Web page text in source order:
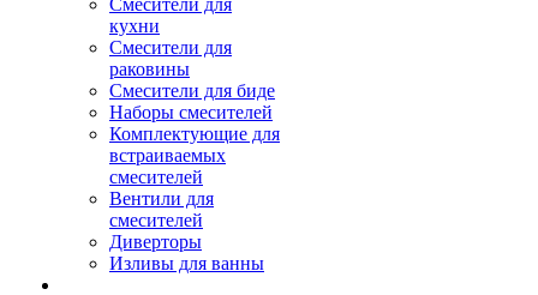
Смесители для
кухни
Смесители для
раковины
Смесители для биде
Наборы смесителей
Комплектующие для
встраиваемых
смесителей
Вентили для
смесителей
Диверторы
Изливы для ванны